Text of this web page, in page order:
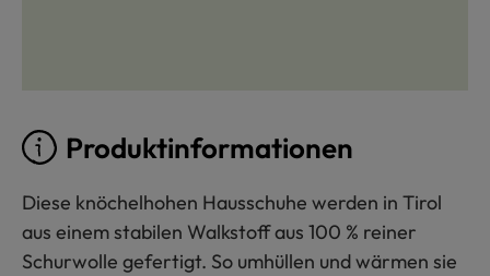
Produktinformationen
Diese knöchelhohen Hausschuhe werden in Tirol
aus einem stabilen Walkstoff aus 100 % reiner
Schurwolle gefertigt. So umhüllen und wärmen sie